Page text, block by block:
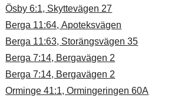
Ösby 6:1, Skyttevägen 27
Berga 11:64, Apoteksvägen
Berga 11:63, Storängsvägen 35
Berga 7:14, Bergavägen 2
Berga 7:14, Bergavägen 2
Orminge 41:1, Ormingeringen 60A